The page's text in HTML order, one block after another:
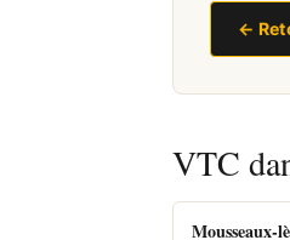
←
VTC
Mousseaux-